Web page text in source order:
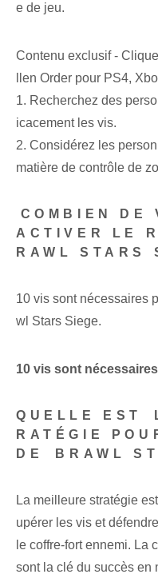
e de jeu.
Contenu exclusif -
llen Order pour PS4,
1. Recherchez des
icacement les vis.
2. Considérez les
matière de contrôle de
⁣COMBIEN DE
ACTIVER LE
RAWL STARS
10 vis sont nécessaires
wl Stars Siege.
10 vis⁢ sont
QUELLE EST
RATÉGIE
DE ⁢BRAWL
La meilleure stratégie
upérer les vis et
le coffre-fort ennemi. La
sont la clé du succès en